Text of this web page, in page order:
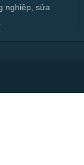
nghiệp, sửa